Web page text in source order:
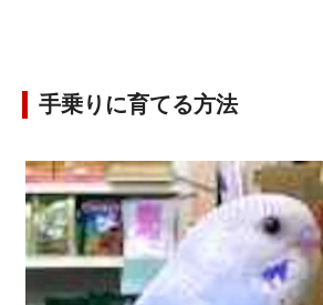
手乗りに育てる方法